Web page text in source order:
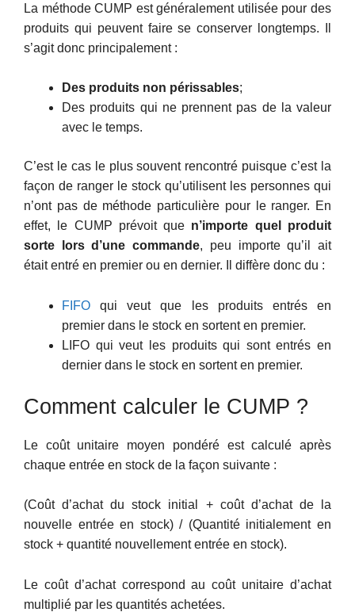
La méthode CUMP est généralement utilisée pour des
produits qui peuvent faire se conserver longtemps. Il
s’agit donc principalement :
Des produits non périssables;
Des produits qui ne prennent pas de la valeur
avec le temps.
C’est le cas le plus souvent rencontré puisque c’est la
façon de ranger le stock qu’utilisent les personnes qui
n’ont pas de méthode particulière pour le ranger. En
effet, le CUMP prévoit que n’importe quel produit
sorte lors d’une commande, peu importe qu’il ait
était entré en premier ou en dernier. Il diffère donc du :
FIFO qui veut que les produits entrés en
premier dans le stock en sortent en premier.
LIFO qui veut les produits qui sont entrés en
dernier dans le stock en sortent en premier.
Comment calculer le CUMP ?
Le coût unitaire moyen pondéré est calculé après
chaque entrée en stock de la façon suivante :
(Coût d’achat du stock initial + coût d’achat de la
nouvelle entrée en stock) / (Quantité initialement en
stock + quantité nouvellement entrée en stock).
Le coût d’achat correspond au coût unitaire d’achat
multiplié par les quantités achetées.